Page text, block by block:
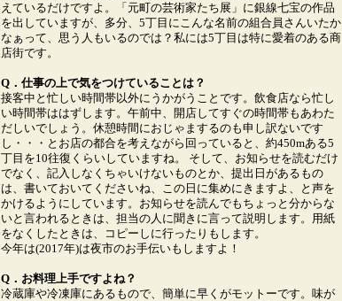
えているだけですよ。「元町の芸術家たち展」に銀線七宝の作品
を出していますが、多分、5丁目にこんな名前の組合員さんいたか
なぁって、思う人もいるのでは？私には5丁目は特に愛着のある商
店街です。
Q．仕事の上で気をつけていることは？
接客中と忙しい時間帯以外にうかがうことです。飲食店なら忙し
い時間帯ははずします。午前中、開店してすぐの時間帯もあわた
だしいでしょう。休憩時間におじゃまするのも申し訳ないです
し・・・とお店の都合を考えながら回っていると、約450mある5
丁目を10往復くらいしていますね。 そして、お知らせを読むだけ
でなく、記入しなくちゃいけないものとか、提出日があるもの
は、書いておいてくださいね、この日に集めにきますよ、と声を
かけるようにしています。お知らせを読んでもちょっと分からな
いと言われるときは、担当の人に聞きに言って説明します。用紙
をなくしたときは、コピーしに行ったりもします。
今年は(2017年)は夜市のお手伝いもしますよ！
Q．お料理上手ですよね？
冷蔵庫や冷凍庫にあるもので、簡単に早くがモットーです。味が